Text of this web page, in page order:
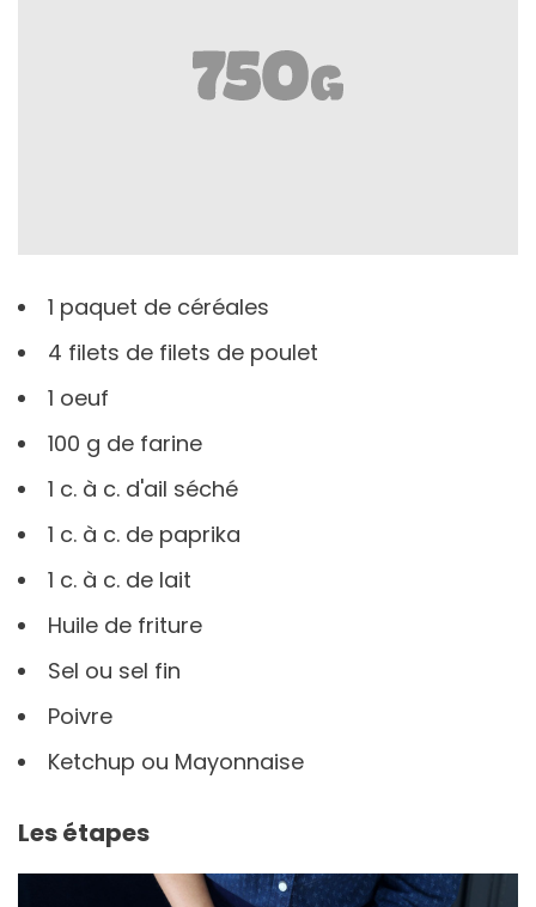
1 paquet de céréales
4 filets de filets de poulet
1 oeuf
100 g de farine
1 c. à c. d'ail séché
1 c. à c. de paprika
1 c. à c. de lait
Huile de friture
Sel ou sel fin
Poivre
Ketchup ou Mayonnaise
Les étapes